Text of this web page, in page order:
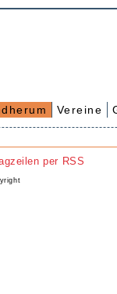
Vereine
per RSS